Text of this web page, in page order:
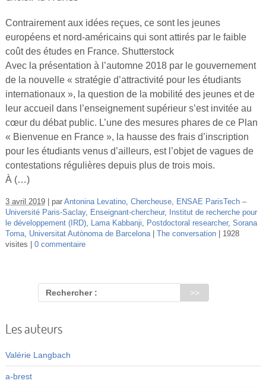
Contrairement aux idées reçues, ce sont les jeunes
européens et nord-américains qui sont attirés par le faible
coût des études en France. Shutterstock
Avec la présentation à l’automne 2018 par le gouvernement
de la nouvelle « stratégie d’attractivité pour les étudiants
internationaux », la question de la mobilité des jeunes et de
leur accueil dans l’enseignement supérieur s’est invitée au
cœur du débat public. L’une des mesures phares de ce Plan
« Bienvenue en France », la hausse des frais d’inscription
pour les étudiants venus d’ailleurs, est l’objet de vagues de
contestations régulières depuis plus de trois mois.
À (…)
3 avril 2019 par Antonina Levatino, Chercheuse, ENSAE ParisTech –
Université Paris-Saclay, Enseignant-chercheur,
Institut de recherche pour
le développement (IRD), Lama Kabbanji, Postdoctoral researcher, Sorana
Toma, Universitat Autònoma de Barcelona The conversation
1928
visites
0 commentaire
Rechercher :
Les auteurs
Valérie Langbach
a-brest